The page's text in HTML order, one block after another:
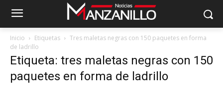
Inicio Etiquetas
Tres maletas negras con 150 paquetes en forma
de ladrillo
Etiqueta: tres maletas negras con 150
paquetes en forma de ladrillo